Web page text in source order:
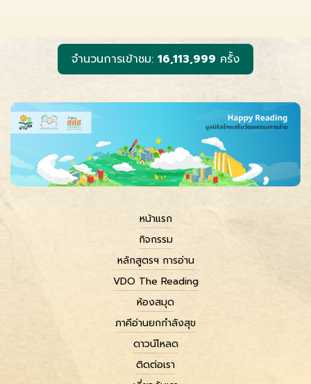
r
k
จำนวนการเข้าชม: 16,113,999 ครั้ง
หน้าแรก
กิจกรรม
หลักสูตรฯ การอ่าน
VDO The Reading
ห้องสมุด
ภาคีอ่านยกกำลังสุข
ดาวน์โหลด
ติดต่อเรา